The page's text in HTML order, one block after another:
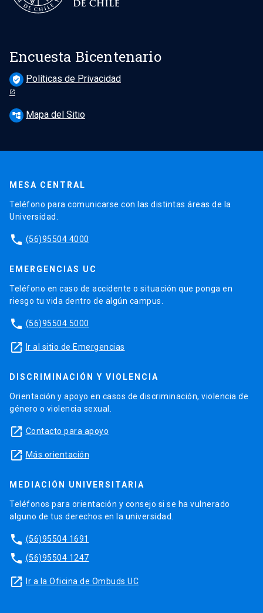
Encuesta Bicentenario
verified_user Políticas de Privacidad
account_tree Mapa del Sitio
MESA CENTRAL
Teléfono para comunicarse con las distintas áreas de la
Universidad.
phone (56)95504 4000
EMERGENCIAS UC
Teléfono en caso de accidente o situación que ponga en
riesgo tu vida dentro de algún campus.
phone (56)95504 5000
launch Ir al sitio de Emergencias
DISCRIMINACIÓN Y VIOLENCIA
Orientación y apoyo en casos de discriminación, violencia de
género o violencia sexual.
launch Contacto para apoyo
launch Más orientación
MEDIACIÓN UNIVERSITARIA
Teléfonos para orientación y consejo si se ha vulnerado
alguno de tus derechos en la universidad.
phone (56)95504 1691
phone (56)95504 1247
launch Ir a la Oficina de Ombuds UC